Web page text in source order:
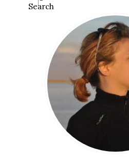
Search